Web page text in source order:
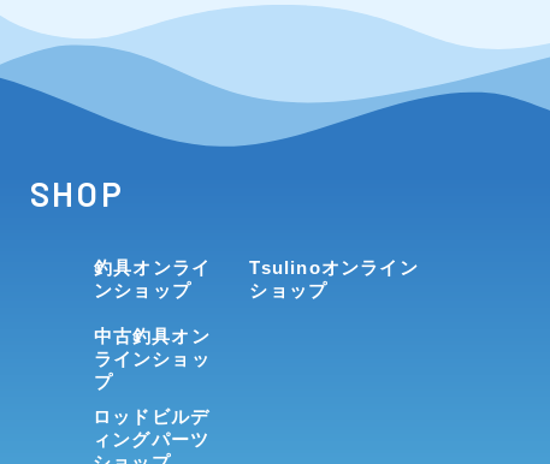
SHOP
釣具オンライ
ンショップ
中古釣具オン
ラインショッ
プ
ロッドビルデ
ィングパーツ
Tsulinoオンライン
ショップ